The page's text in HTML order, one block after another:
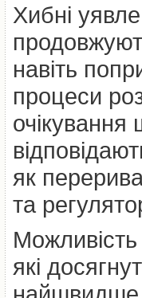
Хибні
навіть
процеси
як
та
Можливість
які